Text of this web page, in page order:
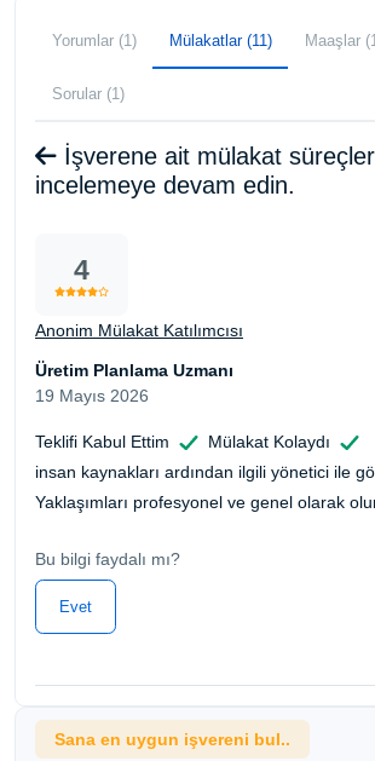
Yorumlar (1) Mülakatlar (11) Maaşlar
Sorular (1)
İşverene ait mülakat
incelemeye devam edin.
4
Anonim Mülakat Katılımcısı
Üretim Planlama Uzmanı
19 Mayıs 2026
Teklifi Kabul Ettim
Mülakat Kolaydı
insan kaynakları ardından ilgili yönetici ile
Yaklaşımları profesyonel ve genel olarak
Bu bilgi faydalı mı?
Evet
Sana en uygun işvereni bul..